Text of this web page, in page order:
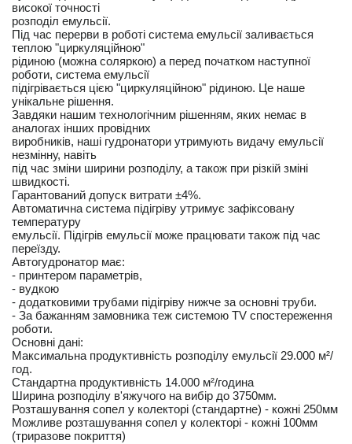
високої точності
розподіл емульсії.
Під час перерви в роботі система емульсії заливається
теплою "циркуляційною"
рідиною (можна соляркою) а перед початком наступної
роботи, система емульсії
підігрівається цією "циркуляційною" рідиною. Це наше
унікальне рішення.
Завдяки нашим технологічним рішенням, яких немає в
аналогах інших провідних
виробників, наші гудронатори утримують видачу емульсії
незмінну, навіть
під час зміни ширини розподілу, а також при різкій зміні
швидкості.
Гарантований допуск витрати ±4%.
Автоматична система підігріву утримує зафіксовану
температуру
емульсії. Підігрів емульсії може працювати також під час
переїзду.
Автогудронатор має:
- принтером параметрів,
- вудкою
- додатковими трубами підігріву нижче за основні труби.
- За бажанням замовника теж системою TV спостереження
роботи.
Основні дані:
Максимальна продуктивність розподілу емульсії 29.000 м²/
год.
Стандартна продуктивність 14.000 м²/година
Ширина розподілу в'яжучого на вибір до 3750мм.
Розташування сопел у колекторі (стандартне) - кожні 250мм
Можливе розташування сопел у колекторі - кожні 100мм
(триразове покриття)